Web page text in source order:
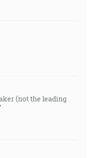
(not the leading